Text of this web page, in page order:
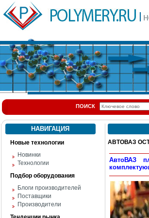
ПОИСК
НАВИГАЦИЯ
Новые технологии
Новинки
Технологии
Подбор оборудования
Блоги производителей
Поставщики
Производители
АВТОВАЗ
АвтоВАЗ